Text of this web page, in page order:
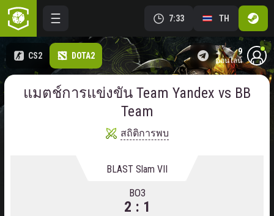
7:33 TH
CS2 DOTA2 9
ออนไลน์
แมตช์การแข่งขัน Team Yandex vs BB
Team
สถิติการพบ
BLAST Slam VII
BO3
2 : 1